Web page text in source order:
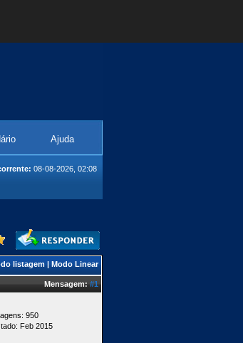
Ajuda
08-08-2026, 02:08
listagem | Modo Linear
Mensagem:#1
950
Feb 2015